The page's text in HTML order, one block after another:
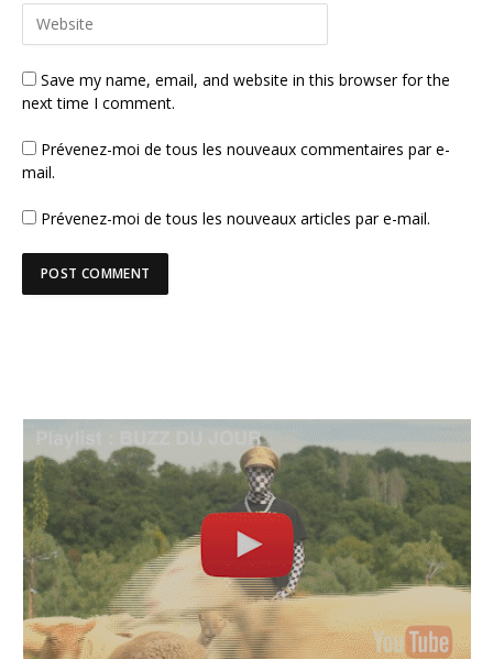
Save my name, email, and website in this browser for the
next time I comment.
Prévenez-moi de tous les nouveaux commentaires par e-
mail.
Prévenez-moi de tous les nouveaux articles par e-mail.